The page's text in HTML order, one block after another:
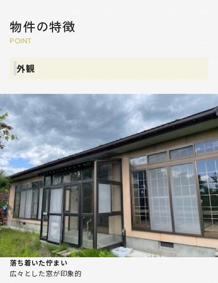
物件の特徴
POINT
外観
落ち着いた佇まい
広々とした窓が印象的